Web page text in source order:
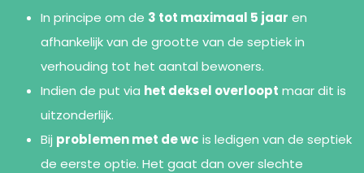
In principe om de 3 tot maximaal 5 jaar en
afhankelijk van de grootte van de septiek in
verhouding tot het aantal bewoners.
Indien de put via het deksel overloopt maar dit is
uitzonderlijk.
Bij problemen met de wc is ledigen van de septiek
de eerste optie. Het gaat dan over slechte